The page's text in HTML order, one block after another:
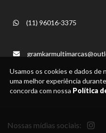
Usamos os cookies e dados de
uma melhor experiência
concorda com nossa Política
(11) 96016-3375
Nossas mídias sociais: